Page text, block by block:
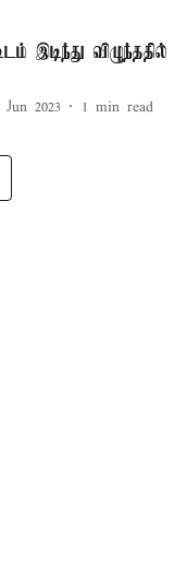
இடிந்து விழுந்ததில்
Jun 2023 1 min read